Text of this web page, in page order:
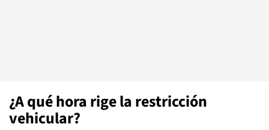
¿A qué hora rige la restricción
vehicular?